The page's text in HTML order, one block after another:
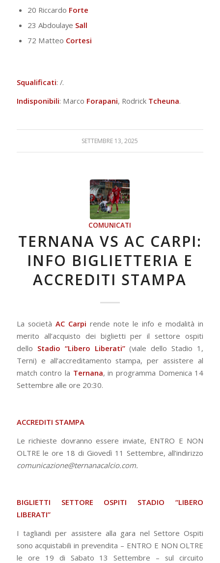
20 Riccardo Forte
23 Abdoulaye Sall
72 Matteo Cortesi
Squalificati: /.
Indisponibili: Marco Forapani, Rodrick Tcheuna.
SETTEMBRE 13, 2025
COMUNICATI
TERNANA VS AC CARPI:
INFO BIGLIETTERIA E
ACCREDITI STAMPA
La società AC Carpi rende note le info e modalità in
merito all’acquisto dei biglietti per il settore ospiti
dello Stadio “Libero Liberati”(viale dello Stadio 1,
Terni) e all’accreditamento stampa, per assistere al
match contro la Ternana, in programma Domenica 14
Settembre alle ore 20:30.
ACCREDITI STAMPA
Le richieste dovranno essere inviate, ENTRO E NON
OLTRE le ore 18 di Giovedì 11 Settembre, all’indirizzo
comunicazione@ternanacalcio.com.
BIGLIETTI SETTORE OSPITI STADIO “LIBERO
LIBERATI”
I tagliandi per assistere alla gara nel Settore Ospiti
sono acquistabili in prevendita – ENTRO E NON OLTRE
le ore 19 di Sabato 13 Settembre – sul circuito